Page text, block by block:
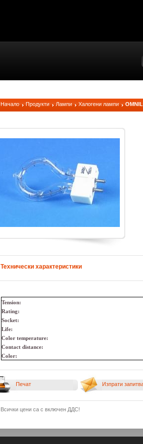
Начало Продукти Лампи Халогени лампи
Технически характеристики
Tension:
Rating:
Socket:
Life:
Color temperature:
Contact distance:
Color:
Печат Изпрати
Всички цени са с включен ДДС!